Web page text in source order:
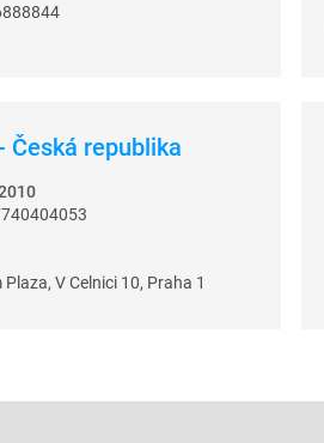
Česká republika
V Celnici 10, Praha 1